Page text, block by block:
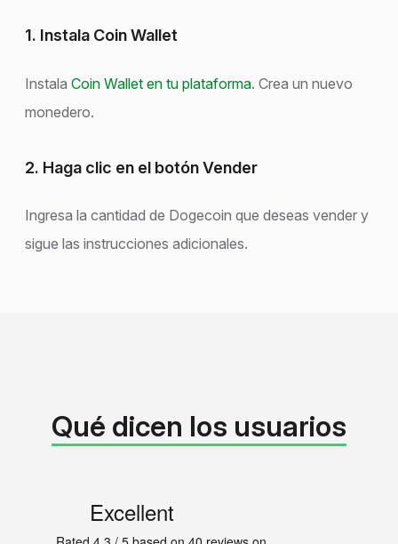
1. Instala Coin Wallet
Instala Coin Wallet en tu plataforma. Crea un nuevo
monedero.
2. Haga clic en el botón Vender
Ingresa la cantidad de Dogecoin que deseas vender y
sigue las instrucciones adicionales.
Qué dicen los usuarios